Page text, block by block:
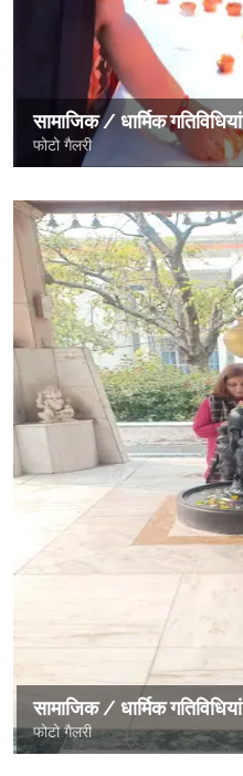
सामाजिक / धार्मिक गतिविधियां
फोटो गैलरी
सामाजिक / धार्मिक गतिविधियां
फोटो गैलरी